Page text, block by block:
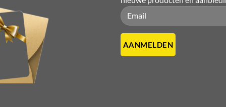
Please leave this field empty.
Please leave this field empty.